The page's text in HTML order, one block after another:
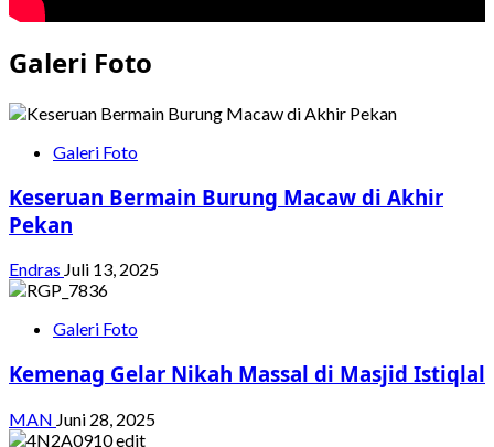
Galeri Foto
Galeri Foto
Keseruan Bermain Burung Macaw di Akhir
Pekan
Endras Juli 13, 2025
Galeri Foto
Kemenag Gelar Nikah Massal di Masjid Istiqlal
MAN Juni 28, 2025